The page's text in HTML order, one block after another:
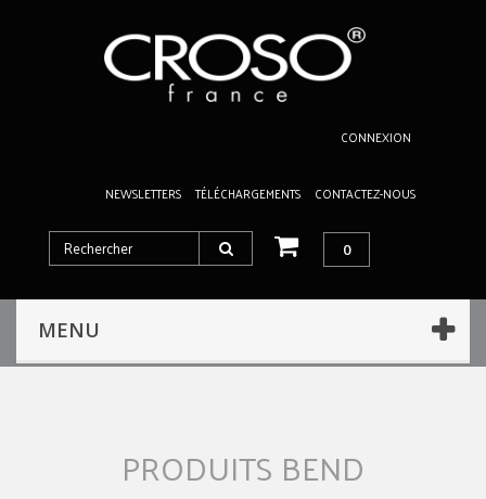
CONNEXION
NEWSLETTERS TÉLÉCHARGEMENTS CONTACTEZ-NOUS
0
MENU
PRODUITS BEND